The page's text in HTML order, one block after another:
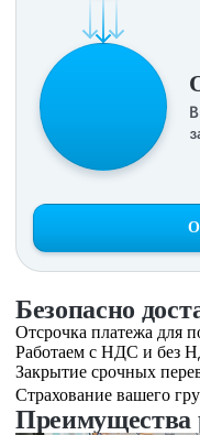
Безопасно
Отсрочка платежа для
Работаем с НДС и без
Закрытие срочных
Страхование вашего
Преимущества